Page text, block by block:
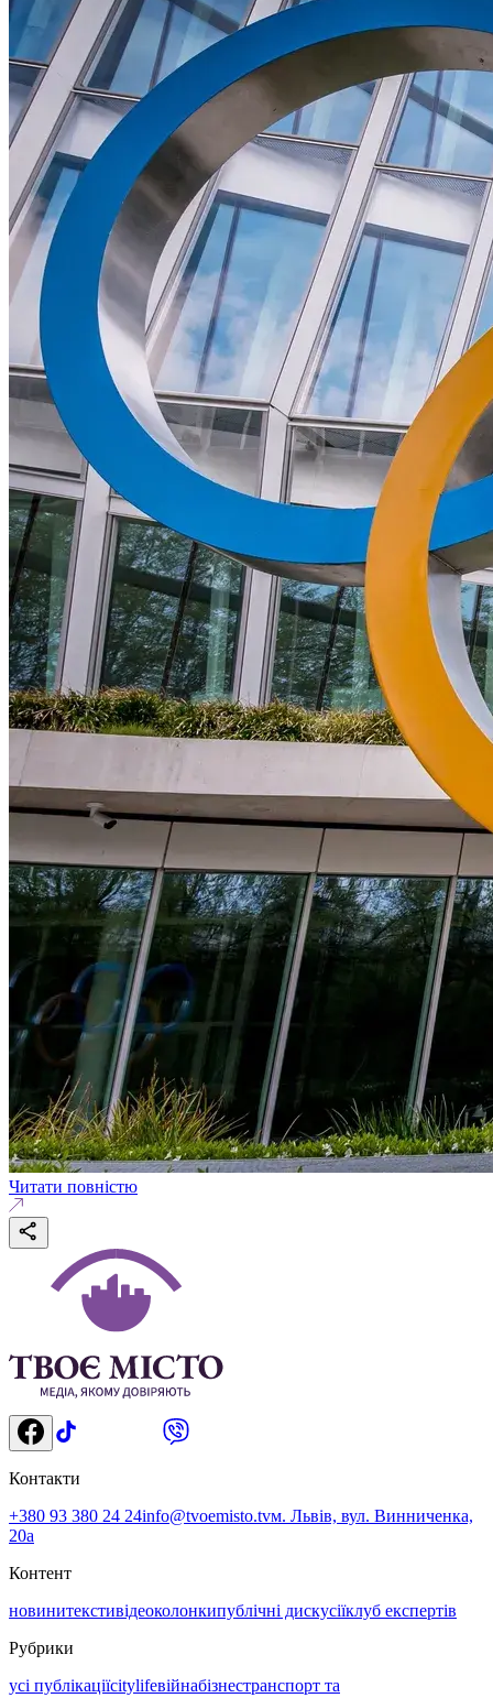
Читати повністю
Контакти
+380 93 380 24 24info@tvoemisto.tvм. Львів, вул. Винниченка,
20а
Контент
новинитекстивідеоколонкипублічні дискусіїклуб експертів
Рубрики
усі публікаціїcitylifeвійнабізнестранспорт та